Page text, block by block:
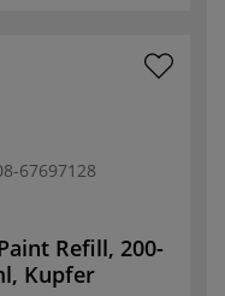
67697128
Refill, 200-
Kupfer